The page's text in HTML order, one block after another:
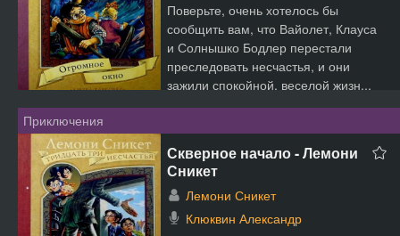
Поверьте, очень хотелось бы
сообщить вам, что Вайолет, Клауса
и Солнышко Бодлер перестали
преследовать несчастья, и они
зажили спокойной, веселой жизн...
Приключения
Скверное начало - Лемони
Сникет
Лемони Сникет
Клюквин Александр